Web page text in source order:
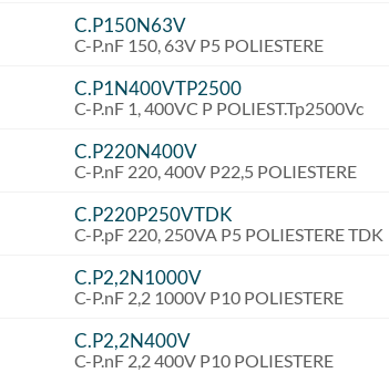
C.P150N63V
C-P.nF 150, 63V P5 POLIESTERE
C.P1N400VTP2500
C-P.nF 1, 400VC P POLIEST.Tp2500Vc
C.P220N400V
C-P.nF 220, 400V P22,5 POLIESTERE
C.P220P250VTDK
C-P.pF 220, 250VA P5 POLIESTERE TDK
C.P2,2N1000V
C-P.nF 2,2 1000V P10 POLIESTERE
C.P2,2N400V
C-P.nF 2,2 400V P10 POLIESTERE